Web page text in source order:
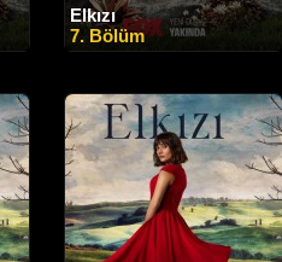
Elkızı
7. Bölüm